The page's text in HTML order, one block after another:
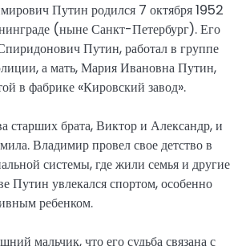
Путин родился 7 октября 1952
(ныне Санкт-Петербург). Его
Путин, работал в группе
а мать, Мария Ивановна Путин,
в фабрике «Кировский завод».
старших брата, Виктор и Александр, и
Владимир провел свое детство в
системы, где жили семья и другие
Путин увлекался спортом, особенно
ребенком.
мальчик, что его судьба связана с